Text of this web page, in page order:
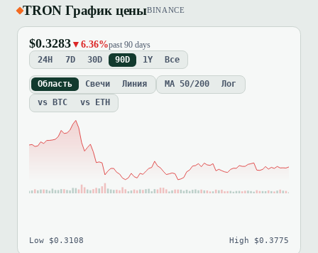
TRON График ценыBINANCE
$0.3283 ▼6.36%past 90 days
24H 7D 30D 90D 1Y Все
Область Свечи Линия MA 50/200
Лог
vs BTC
vs ETH
Low $0.3108 High $0.3775